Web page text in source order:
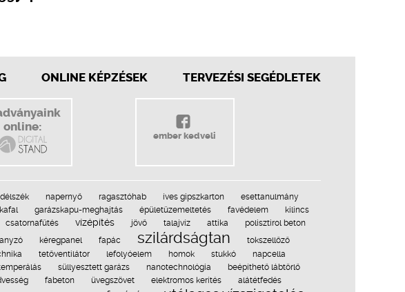
ONLINE KÉPZÉSEK TERVEZÉSI SEGÉDLETEK
online:
ember kedveli
napernyő ragasztóhab íves gipszkarton
esettanulmány
garázskapu-meghajtás épületüzemeltetés favédelem
kilincs
csatornafűtés vízépítés jövő talajvíz attika
polisztirol beton
kéregpanel fapác szilárdságtan
tokszellőző
tetőventilátor lefolyóelem homok stukkó
napcella
süllyesztett garázs nanotechnológia
beépíthető lábtörlő
fabeton üvegszövet elektromos kerítés
alátétfedés